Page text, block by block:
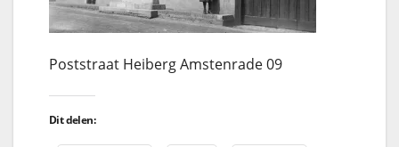
Poststraat Heiberg Amstenrade 09
Dit delen: